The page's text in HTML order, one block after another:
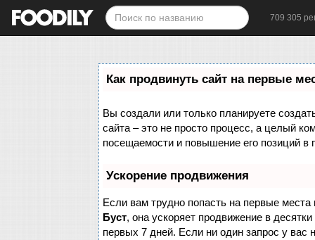
709 305
Как продвинуть сайт на первые
Вы создали или только планируете
сайта – это не просто процесс, а целый
посещаемости и повышение его позиций в
Ускорение продвижения
Если вам трудно попасть на первые места
Буст, она ускоряет продвижение в
первых 7 дней. Если ни один запрос у вас